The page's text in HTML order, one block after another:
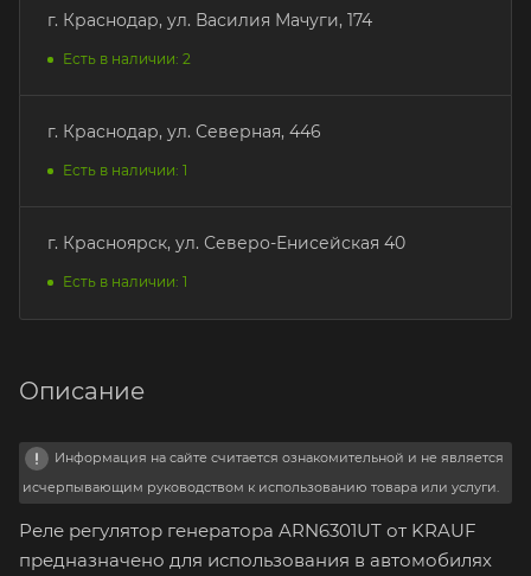
г. Краснодар, ул. Василия Мачуги, 174
Есть в наличии: 2
г. Краснодар, ул. Северная, 446
Есть в наличии: 1
г. Красноярск, ул. Северо-Енисейская 40
Есть в наличии: 1
Описание
Информация на сайте считается ознакомительной и не является
исчерпывающим руководством к использованию товара или услуги.
Реле регулятор генератора ARN6301UT от KRAUF
предназначено для использования в автомобилях